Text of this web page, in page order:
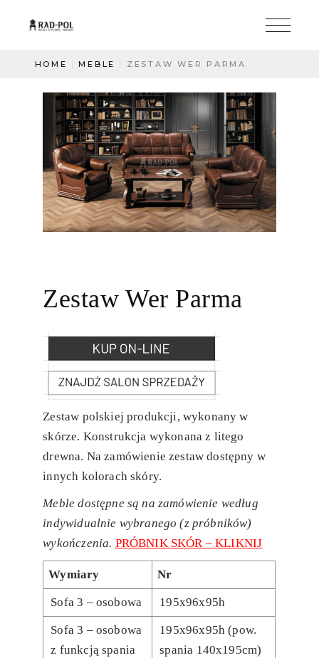
HOME MEBLE ZESTAW WER PARMA
Zestaw Wer Parma
Zestaw polskiej produkcji, wykonany w
skórze. Konstrukcja wykonana z litego
drewna. Na zamówienie zestaw dostępny w
innych kolorach skóry.
Meble dostępne są na zamówienie według
indywidualnie wybranego (z próbników)
wykończenia. PRÓBNIK SKÓR – KLIKNIJ
Wymiary Nr
Sofa 3 – osobowa 195x96x95h
Sofa 3 – osobowa
z funkcją spania
195x96x95h (pow.
spania 140x195cm)